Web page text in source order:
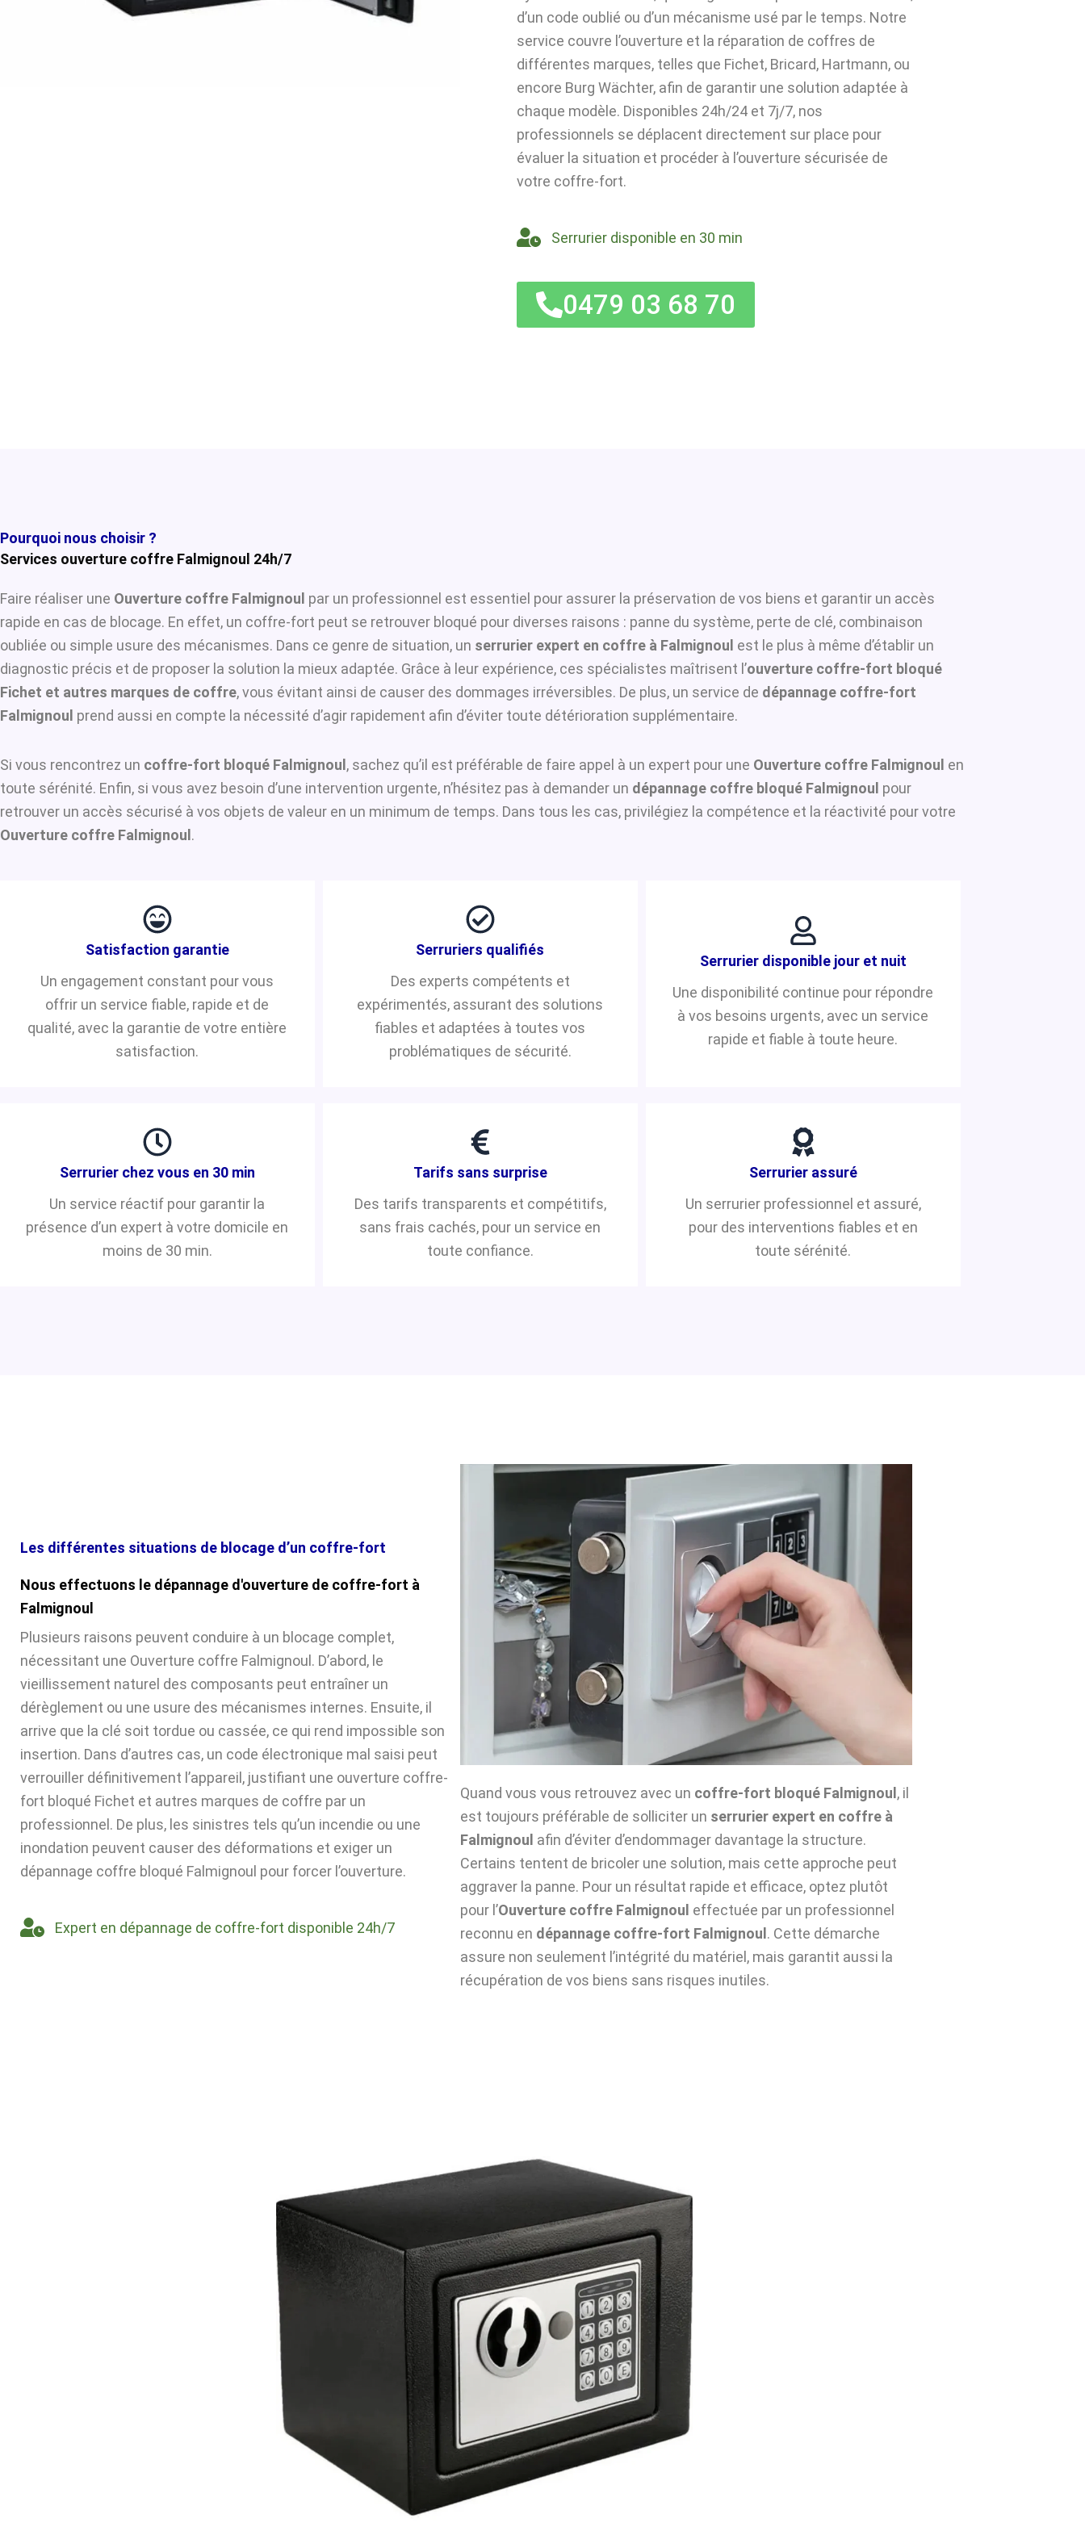
d’un code oublié ou d’un mécanisme usé par le temps. Notre
service couvre l’ouverture et la réparation de coffres de
différentes marques, telles que Fichet, Bricard, Hartmann, ou
encore Burg Wächter, afin de garantir une solution adaptée à
chaque modèle. Disponibles 24h/24 et 7j/7, nos
professionnels se déplacent directement sur place pour
évaluer la situation et procéder à l’ouverture sécurisée de
votre coffre-fort.
Serrurier disponible en 30 min
0479 03 68 70
Pourquoi nous choisir ?
Services ouverture coffre Falmignoul 24h/7
Faire réaliser une Ouverture coffre Falmignoul par un professionnel est essentiel pour assurer la préservation de vos biens et garantir un accès
rapide en cas de blocage. En effet, un coffre-fort peut se retrouver bloqué pour diverses raisons : panne du système, perte de clé, combinaison
oubliée ou simple usure des mécanismes. Dans ce genre de situation, un serrurier expert en coffre à Falmignoul est le plus à même d’établir un
diagnostic précis et de proposer la solution la mieux adaptée. Grâce à leur expérience, ces spécialistes maîtrisent l’ouverture coffre-fort bloqué
Fichet et autres marques de coffre, vous évitant ainsi de causer des dommages irréversibles. De plus, un service de dépannage coffre-fort
Falmignoul prend aussi en compte la nécessité d’agir rapidement afin d’éviter toute détérioration supplémentaire.
Si vous rencontrez un coffre-fort bloqué Falmignoul, sachez qu’il est préférable de faire appel à un expert pour une Ouverture coffre Falmignoul en
toute sérénité. Enfin, si vous avez besoin d’une intervention urgente, n’hésitez pas à demander un dépannage coffre bloqué Falmignoul pour
retrouver un accès sécurisé à vos objets de valeur en un minimum de temps. Dans tous les cas, privilégiez la compétence et la réactivité pour votre
Ouverture coffre Falmignoul.
Satisfaction garantie
Un engagement constant pour vous
offrir un service fiable, rapide et de
qualité, avec la garantie de votre entière
satisfaction.
Serruriers qualifiés
Des experts compétents et
expérimentés, assurant des solutions
fiables et adaptées à toutes vos
problématiques de sécurité.
Serrurier disponible jour et nuit
Une disponibilité continue pour répondre
à vos besoins urgents, avec un service
rapide et fiable à toute heure.
Serrurier chez vous en 30 min
Un service réactif pour garantir la
présence d’un expert à votre domicile en
moins de 30 min.
Tarifs sans surprise
Des tarifs transparents et compétitifs,
sans frais cachés, pour un service en
toute confiance.
Serrurier assuré
Un serrurier professionnel et assuré,
pour des interventions fiables et en
toute sérénité.
Les différentes situations de blocage d’un coffre-fort
Nous effectuons le dépannage d'ouverture de coffre-fort à
Falmignoul
Plusieurs raisons peuvent conduire à un blocage complet,
nécessitant une Ouverture coffre Falmignoul. D’abord, le
vieillissement naturel des composants peut entraîner un
dérèglement ou une usure des mécanismes internes. Ensuite, il
arrive que la clé soit tordue ou cassée, ce qui rend impossible son
insertion. Dans d’autres cas, un code électronique mal saisi peut
verrouiller définitivement l’appareil, justifiant une ouverture coffre-
fort bloqué Fichet et autres marques de coffre par un
professionnel. De plus, les sinistres tels qu’un incendie ou une
inondation peuvent causer des déformations et exiger un
dépannage coffre bloqué Falmignoul pour forcer l’ouverture.
Expert en dépannage de coffre-fort disponible 24h/7
Quand vous vous retrouvez avec un coffre-fort bloqué Falmignoul , il
est toujours préférable de solliciter un serrurier expert en coffre à
Falmignoul afin d’éviter d’endommager davantage la structure.
Certains tentent de bricoler une solution, mais cette approche peut
aggraver la panne. Pour un résultat rapide et efficace, optez plutôt
pour l’Ouverture coffre Falmignoul effectuée par un professionnel
reconnu en dépannage coffre-fort Falmignoul . Cette démarche
assure non seulement l’intégrité du matériel, mais garantit aussi la
récupération de vos biens sans risques inutiles.